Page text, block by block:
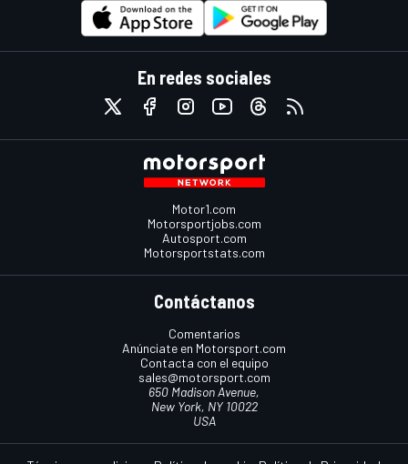
En redes sociales
Motor1.com
Motorsportjobs.com
Autosport.com
Motorsportstats.com
Contáctanos
Comentarios
Anúnciate en Motorsport.com
Contacta con el equipo
sales@motorsport.com
650 Madison Avenue,
New York, NY 10022
USA